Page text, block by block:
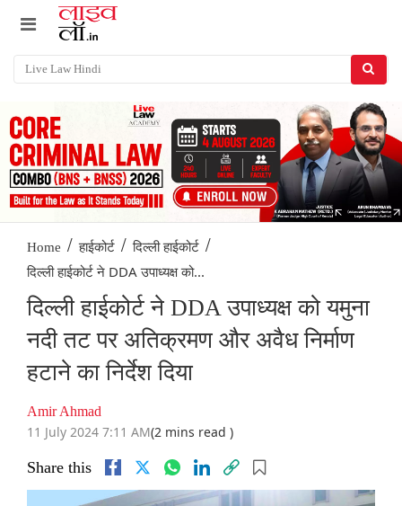
Home / हाईकोर्ट / दिल्ली हाईकोर्ट /
दिल्ली हाईकोर्ट ने DDA उपाध्यक्ष को...
दिल्ली हाईकोर्ट ने DDA उपाध्यक्ष को यमुना
नदी तट पर अतिक्रमण और अवैध निर्माण
हटाने का निर्देश दिया
Amir Ahmad
11 July 2024 7:11 AM(2 mins read )
Share this